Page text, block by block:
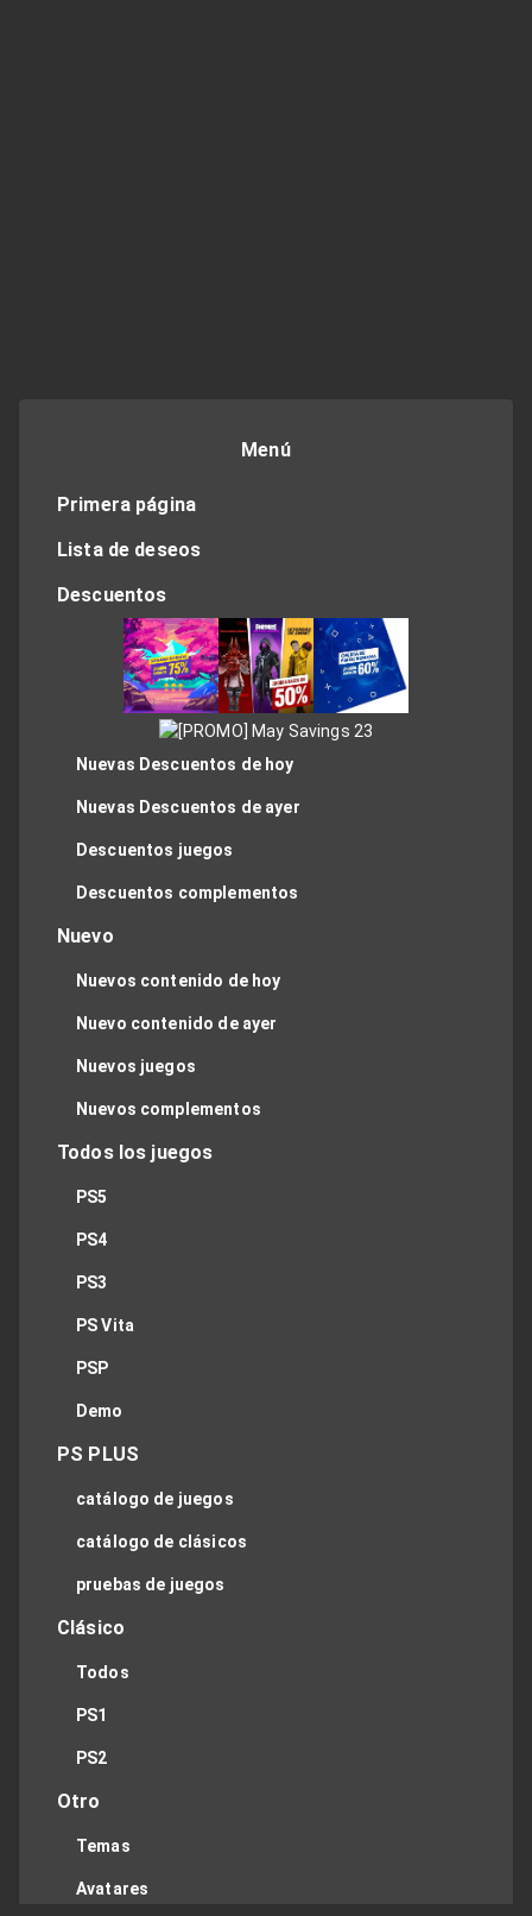
Menú
Primera página
Lista de deseos
Descuentos
Nuevas Descuentos de hoy
Nuevas Descuentos de ayer
Descuentos juegos
Descuentos complementos
Nuevo
Nuevos contenido de hoy
Nuevo contenido de ayer
Nuevos juegos
Nuevos complementos
Todos los juegos
PS5
PS4
PS3
PS Vita
PSP
Demo
PS PLUS
catálogo de juegos
catálogo de clásicos
pruebas de juegos
Clásico
Todos
PS1
PS2
Otro
Temas
Avatares